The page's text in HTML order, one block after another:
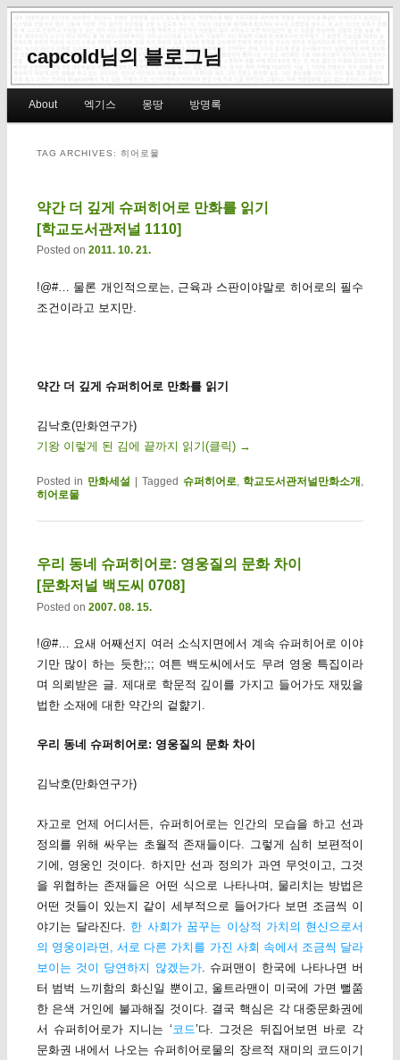
capcold님의 블로그님
Skip to primary content
Skip to secondary content
About 엑기스 몽땅 방명록
TAG ARCHIVES: 히어로물
약간 더 깊게 슈퍼히어로 만화를 읽기
[학교도서관저널 1110]
Posted on 2011. 10. 21.
!@#… 물론 개인적으로는, 근육과 스판이야말로 히어로의 필수
조건이라고 보지만.
약간 더 깊게 슈퍼히어로 만화를 읽기
김낙호(만화연구가)
기왕 이렇게 된 김에 끝까지 읽기(클릭) →
Posted in 만화세설 Tagged 슈퍼히어로, 학교도서관저널만화소개 ,
히어로물
우리 동네 슈퍼히어로: 영웅질의 문화 차이
[문화저널 백도씨 0708]
Posted on 2007. 08. 15.
!@#… 요새 어째선지 여러 소식지면에서 계속 슈퍼히어로 이야
기만 많이 하는 듯한;;; 여튼 백도씨에서도 무려 영웅 특집이라
며 의뢰받은 글. 제대로 학문적 깊이를 가지고 들어가도 재밌을
법한 소재에 대한 약간의 겉햝기.
우리 동네 슈퍼히어로: 영웅질의 문화 차이
김낙호(만화연구가)
자고로 언제 어디서든, 슈퍼히어로는 인간의 모습을 하고 선과
정의를 위해 싸우는 초월적 존재들이다. 그렇게 심히 보편적이
기에, 영웅인 것이다. 하지만 선과 정의가 과연 무엇이고, 그것
을 위협하는 존재들은 어떤 식으로 나타나며, 물리치는 방법은
어떤 것들이 있는지 같이 세부적으로 들어가다 보면 조금씩 이
야기는 달라진다. 한 사회가 꿈꾸는 이상적 가치의 현신으로서
의 영웅이라면, 서로 다른 가치를 가진 사회 속에서 조금씩 달라
보이는 것이 당연하지 않겠는가. 슈퍼맨이 한국에 나타나면 버
터 범벅 느끼함의 화신일 뿐이고, 울트라맨이 미국에 가면 뻘쭘
한 은색 거인에 불과해질 것이다. 결국 핵심은 각 대중문화권에
서 슈퍼히어로가 지니는 ‘ 코드’다. 그것은 뒤집어보면 바로 각
문화권 내에서 나오는 슈퍼히어로물의 장르적 재미의 코드이기